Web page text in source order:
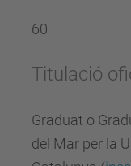
60
Titulació
Graduat o
del Mar per la